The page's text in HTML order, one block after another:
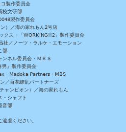
製作委員会
校文研部
製作委員会
）／海の家れもん2号店
クス・「WORKING!!2」製作委員会
／ノーツ・ラルケ・エモーション
部
ネル委員会・ＭＢＳ
』製作委員会
・Madoka Partners・MBS
／百花繚乱パートナーズ
ンピオン）／海の家れもん
シャフト
音部
慮ください。